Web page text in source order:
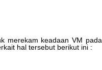
merekam keadaan VM pada
hal tersebut berikut ini :